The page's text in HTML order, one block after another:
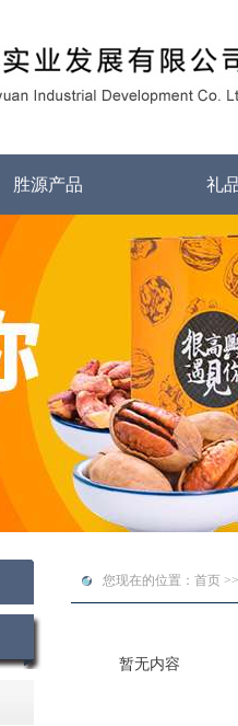
胜源产品 礼
您现在的位置：首页
暂无内容